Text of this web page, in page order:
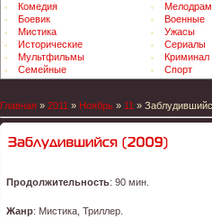
Комедия
Боевик
Военные
Мистика
Ужасы
Исторические
Сериалы
Мультфильмы
Криминал
Семейные
Спорт
Главная » 2011 » Ноябрь » 11 »
Продолжительность: 90 мин.
Жанр: Мистика, Триллер.